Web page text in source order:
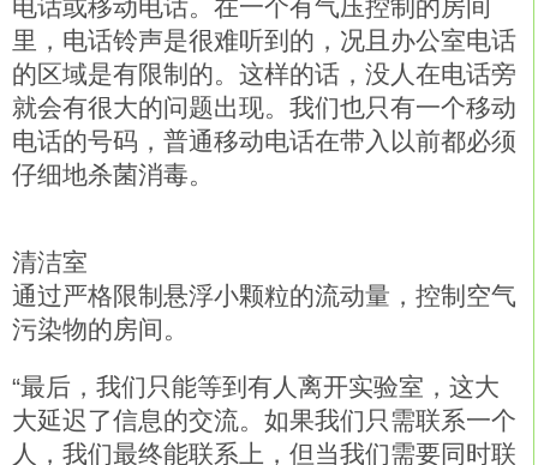
电话或移动电话。在一个有气压控制的房间
里，电话铃声是很难听到的，况且办公室电话
的区域是有限制的。这样的话，没人在电话旁
就会有很大的问题出现。我们也只有一个移动
电话的号码，普通移动电话在带入以前都必须
仔细地杀菌消毒。
清洁室
通过严格限制悬浮小颗粒的流动量，控制空气
污染物的房间。
“最后，我们只能等到有人离开实验室，这大
大延迟了信息的交流。如果我们只需联系一个
人，我们最终能联系上，但当我们需要同时联